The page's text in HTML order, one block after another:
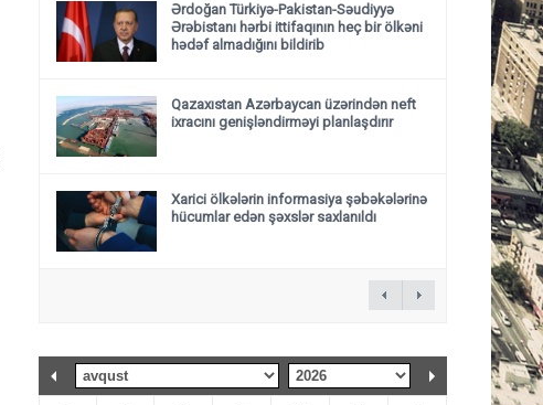
Ərdoğan Türkiyə-Pakistan-Səudiyyə
Ərəbistanı hərbi ittifaqının heç bir ölkəni
hədəf almadığını bildirib
Qazaxıstan Azərbaycan üzərindən neft
ixracını genişləndirməyi planlaşdırır
Xarici ölkələrin informasiya şəbəkələrinə
hücumlar edən şəxslər saxlanıldı